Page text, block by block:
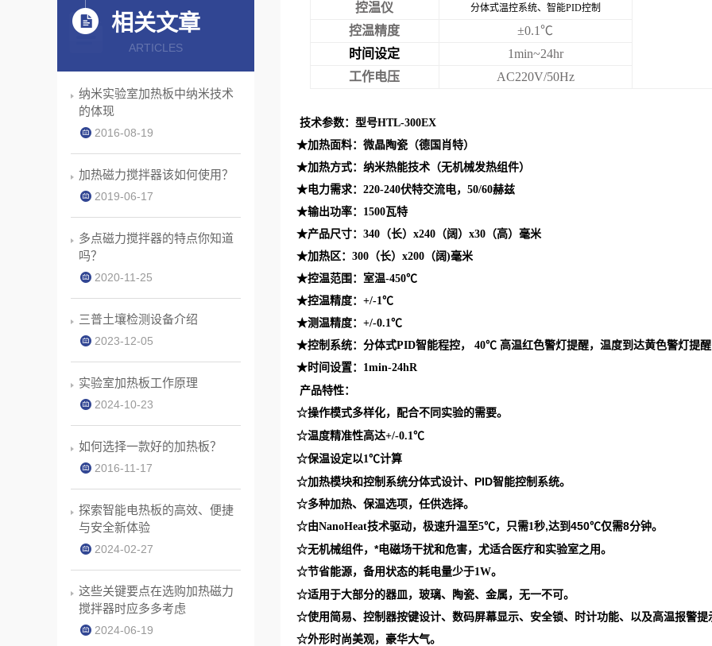
控温仪
分体式温控系统、智能PID控制
控温精度
±0.1℃
时间设定
1min~24hr
工作电压
AC220V/50Hz
技术参数：型号HTL-300EX
★加热面料：微晶陶瓷（德国肖特）
★加热方式：纳米热能技术（无机械发热组件）
★电力需求：220-240伏特交流电，50/60赫兹
★输出功率：1500瓦特
★产品尺寸：340（长）x240（阔）x30（高）毫米
★加热区：300（长）x200（阔)毫米
★控温范围：室温-450℃
★控温精度：+/-1℃
★测温精度：+/-0.1℃
★控制系统：分体式PID智能程控， 40℃ 高温红色警灯提醒，温度到达黄色警灯提
★时间设置：1min-24hR
产品特性：
☆操作模式多样化，配合不同实验的需要。
☆温度精准性高达+/-0.1℃
☆保温设定以1℃计算
☆加热模块和控制系统分体式设计、 PID智能控制系统。
☆多种加热、保温选项，任供选择。
☆由NanoHeat技术驱动，极速升温至5℃，只需1秒,达到450℃仅需8分钟。
☆无机械组件，*电磁场干扰和危害，尤适合医疗和实验室之用。
☆节省能源，备用状态的耗电量少于1W。
☆适用于大部分的器皿，玻璃、陶瓷、金属，无一不可。
☆使用简易、控制器按键设计、数码屏幕显示、安全锁、时计功能、以及高温报警提
☆外形时尚美观，豪华大气。
相关文章
ARTICLES
纳米实验室加热板中纳米技术
的体现
2016-08-19
加热磁力搅拌器该如何使用？
2019-06-17
多点磁力搅拌器的特点你知道
吗？
2020-11-25
三普土壤检测设备介绍
2023-12-05
实验室加热板工作原理
2024-10-23
如何选择一款好的加热板？
2016-11-17
探索智能电热板的高效、便捷
与安全新体验
2024-02-27
这些关键要点在选购加热磁力
搅拌器时应多多考虑
2024-06-19